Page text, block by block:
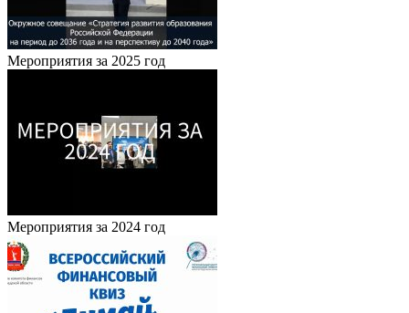
Мероприятия за 2025 год
Мероприятия за 2024 год